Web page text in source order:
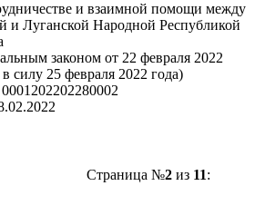
и взаимной помощи между
и Луганской Народной Республикой
законом от 22 февраля 2022
силу 25 февраля 2022 года)
0001202202280002
Страница №2 из 11: